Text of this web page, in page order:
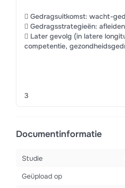
 Gedragsuitkomst: wacht-
 Gedragsstrategieën:
 Later gevolg (in latere
competentie,
3
Documentinformatie
Studie
Geüpload op